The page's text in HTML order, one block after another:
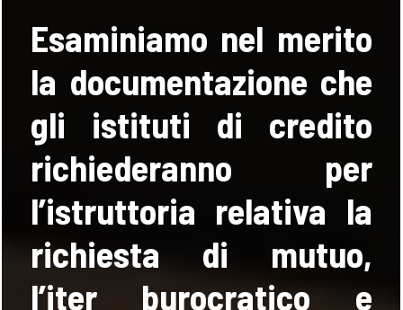
Esaminiamo nel merito
la documentazione che
gli istituti di credito
richiederanno per
l’istruttoria relativa la
richiesta di mutuo,
l’iter burocratico e